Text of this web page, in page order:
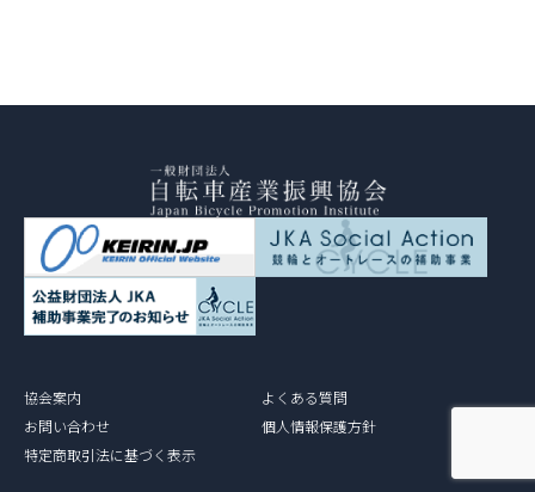
協会案内
よくある質問
お問い合わせ
個人情報保護方針
特定商取引法に基づく表示